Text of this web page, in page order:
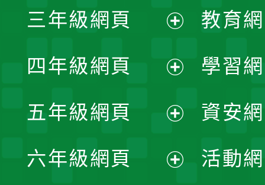
選
單
開
選
單
三年級網頁
開
選
單
四年級網頁
開
選
五年級網頁
開
六年級網頁
教育
學習
資安
活動